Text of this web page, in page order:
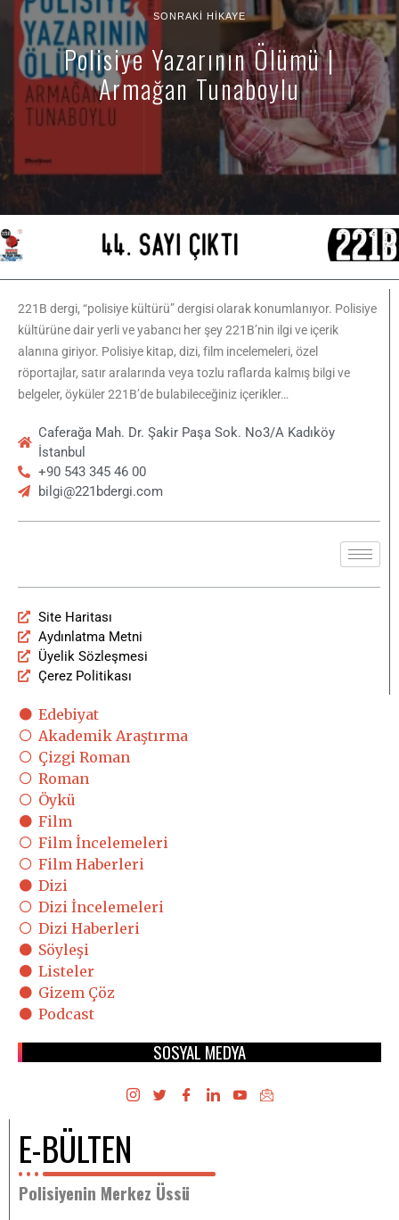
SONRAKI HIKAYE
Polisiye Yazarının Ölümü |
Armağan Tunaboylu
221B dergi, “polisiye kültürü” dergisi olarak konumlanıyor. Polisiye
kültürüne dair yerli ve yabancı her şey 221B’nin ilgi ve içerik
alanına giriyor. Polisiye kitap, dizi, film incelemeleri, özel
röportajlar, satır aralarında veya tozlu raflarda kalmış bilgi ve
belgeler, öyküler 221B’de bulabileceğiniz içerikler…
Caferağa Mah. Dr. Şakir Paşa Sok. No3/A Kadıköy
İstanbul
+90 543 345 46 00
bilgi@221bdergi.com
Site Haritası
Aydınlatma Metni
Üyelik Sözleşmesi
Çerez Politikası
Edebiyat
Akademik Araştırma
Çizgi Roman
Roman
Öykü
Film
Film İncelemeleri
Film Haberleri
Dizi
Dizi İncelemeleri
Dizi Haberleri
Söyleşi
Listeler
Gizem Çöz
Podcast
SOSYAL MEDYA
E-BÜLTEN
Polisiyenin Merkez Üssü